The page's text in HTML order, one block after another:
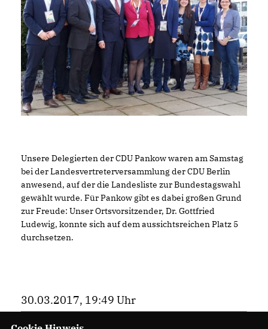
Unsere Delegierten der CDU Pankow waren am Samstag
bei der Landesvertreterversammlung der CDU Berlin
anwesend, auf der die Landesliste zur Bundestagswahl
gewählt wurde. Für Pankow gibt es dabei großen Grund
zur Freude: Unser Ortsvorsitzender, Dr. Gottfried
Ludewig, konnte sich auf dem aussichtsreichen Platz 5
durchsetzen.
30.03.2017, 19:49 Uhr